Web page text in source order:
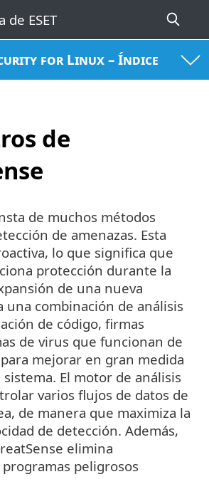
for Linux – Índice
de
de muchos métodos
de amenazas. Esta
lo que significa que
protección durante la
de una nueva
una combinación de análisis
de código, firmas
de virus que funcionan de
mejorar en gran medida
El motor de análisis
varios flujos de datos de
de manera que maximiza la
de detección. Además,
elimina
peligrosos